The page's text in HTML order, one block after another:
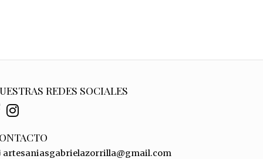
REDES SOCIALES
artesaniasgabrielazorrilla@gmail.com